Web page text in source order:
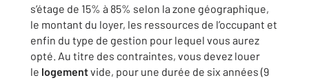
s’étage de 15% à 85% selon la zone géographique,
le montant du loyer, les ressources de l’occupant et
enfin du type de gestion pour lequel vous aurez
opté. Au titre des contraintes, vous devez louer
le logementvide, pour une durée de six années (9